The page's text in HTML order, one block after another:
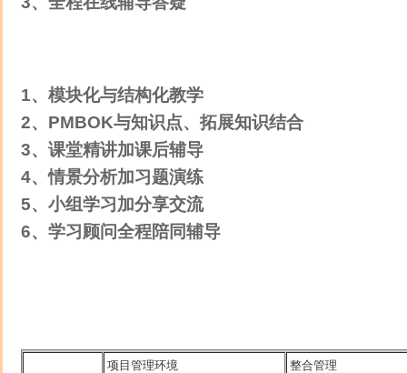
1、模块化与结构化教学
2、PMBOK与知识点、拓展知识结合
3、课堂精讲加课后辅导
4、情景分析加习题演练
5、小组学习加分享交流
6、学习顾问全程陪同辅导
项目管理环境
整合管理